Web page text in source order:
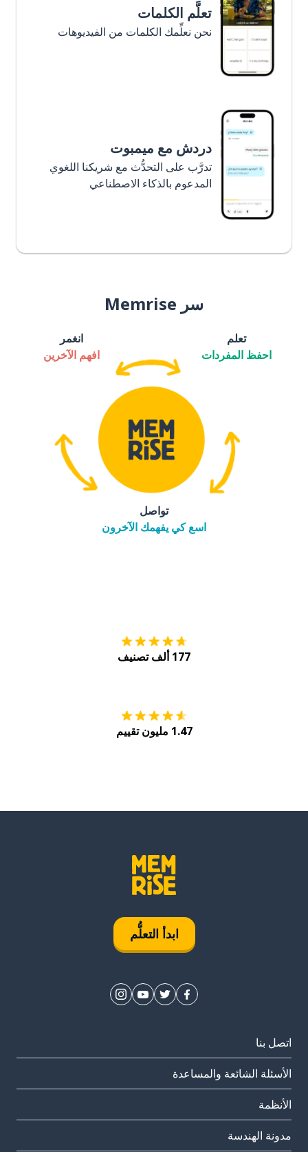
تعلَّم الكلمات
نحن نعلِّمك الكلمات من الفيديوهات
دردش مع ميمبوت
تدرَّب على التحدُّث مع شريكنا اللغوي
المدعوم بالذكاء الاصطناعي
سر Memrise
تعلم
احفظ المفردات
انغمر
افهم الآخرين
تواصل
اسع كي يفهمك الآخرون
177 ألف تصنيف
1.47 مليون تقييم
ابدأ التعلُّم
اتصل بنا
الأسئلة الشائعة والمساعدة
الأنظمة
مدونة الهندسة